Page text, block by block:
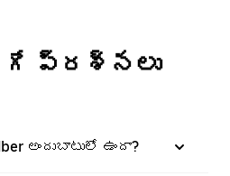
ప్రశ్నలు
అందుబాటులో ఉందా?